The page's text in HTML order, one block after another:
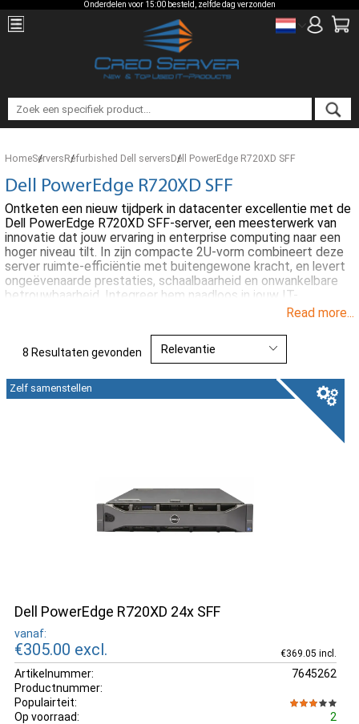
Onderdelen voor 15:00 besteld, zelfde dag verzonden
HomeServersRefurbished Dell serversDell PowerEdge R720XD SFF
Dell PowerEdge R720XD SFF
Ontketen een nieuw tijdperk in datacenter excellentie met de
Dell PowerEdge R720XD SFF-server, een meesterwerk van
innovatie dat jouw ervaring in enterprise computing naar een
hoger niveau tilt. In zijn compacte 2U-vorm combineert deze
server ruimte-efficiëntie met buitengewone kracht, en levert
ongeëvenaarde prestaties, schaalbaarheid en onwankelbare
betrouwbaarheid. Integreer hem naadloos in jouw IT-
infrastructuur, optimaliseer kostbare rackruimte en waarborg
gegevens en toepassingen.
Read more...
8 Resultaten gevonden
Dell PowerEdge R720XD 24x SFF
vanaf:
€305.00 excl. €369.05 incl.
Artikelnummer:
7645262
Productnummer:
Populairteit:
Op voorraad:
2
Zelf samenstellen